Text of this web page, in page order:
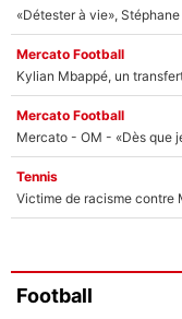
«Détester à vie»,
Mercato Football
Kylian Mbappé, un
Mercato Football
Tennis
Football